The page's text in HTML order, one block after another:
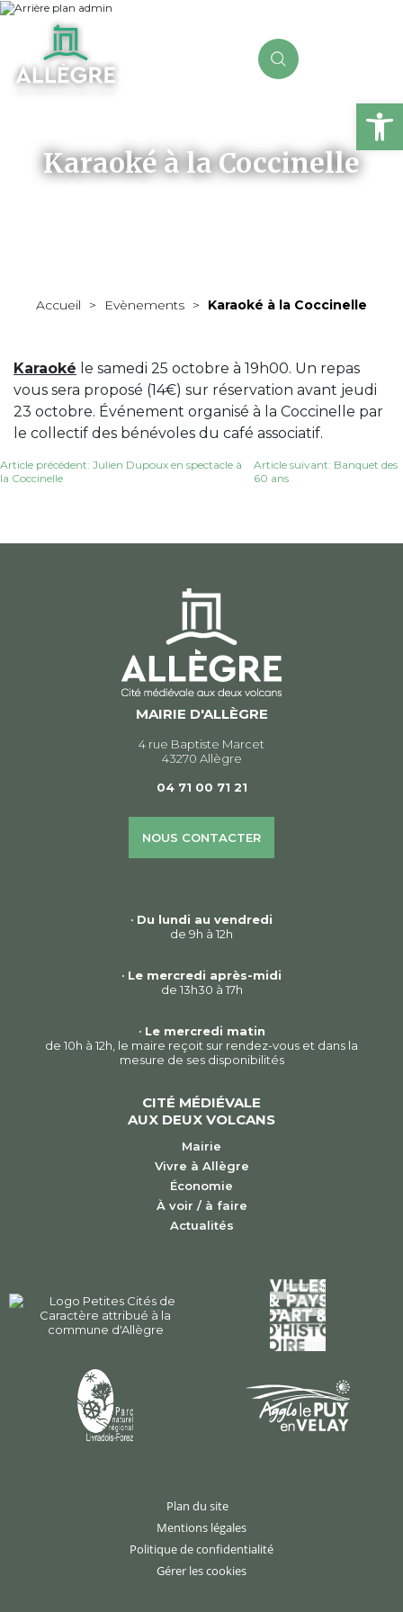
Karaoké à la Coccinelle
Accueil > Evènements > Karaoké à la Coccinelle
Karaoké le samedi 25 octobre à 19h00. Un repas
vous sera proposé (14€) sur réservation avant jeudi
23 octobre. Événement organisé à la Coccinelle par
le collectif des bénévoles du café associatif.
Navigation
l’article
Article précédent: Julien Dupoux en spectacle à
la Coccinelle
Article suivant: Banquet des
60 ans
MAIRIE D'ALLÈGRE
4 rue Baptiste Marcet
43270 Allègre
04 71 00 71 21
NOUS CONTACTER
• Du lundi au vendredi
de 9h à 12h
• Le mercredi après-midi
de 13h30 à 17h
• Le mercredi matin
de 10h à 12h, le maire reçoit sur rendez-vous et dans la
mesure de ses disponibilités
CITÉ MÉDIÉVALE
AUX DEUX VOLCANS
Mairie
Vivre à Allègre
Économie
À voir / à faire
Actualités
Plan du site
Mentions légales
Politique de confidentialité
Gérer les cookies